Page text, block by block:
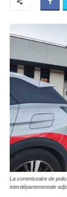
La commissaire de
interdépartementale